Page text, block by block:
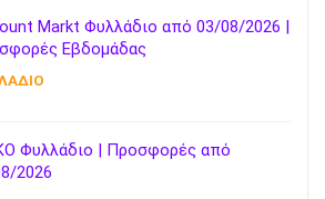
Markt Φυλλάδιο από 03/08/2026 |
Εβδομάδας
Φυλλάδιο | Προσφορές από
2026